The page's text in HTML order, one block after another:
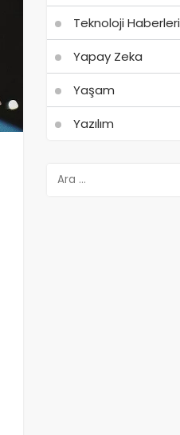
Teknoloji Haberleri
Yapay Zeka
Yaşam
Yazılım